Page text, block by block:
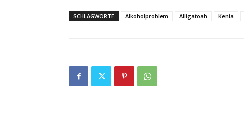
SCHLAGWORTE Alkoholproblem Alligatoah Kenia